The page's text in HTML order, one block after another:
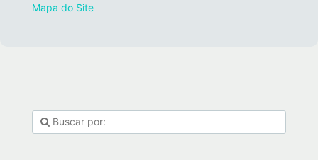
Mapa do Site